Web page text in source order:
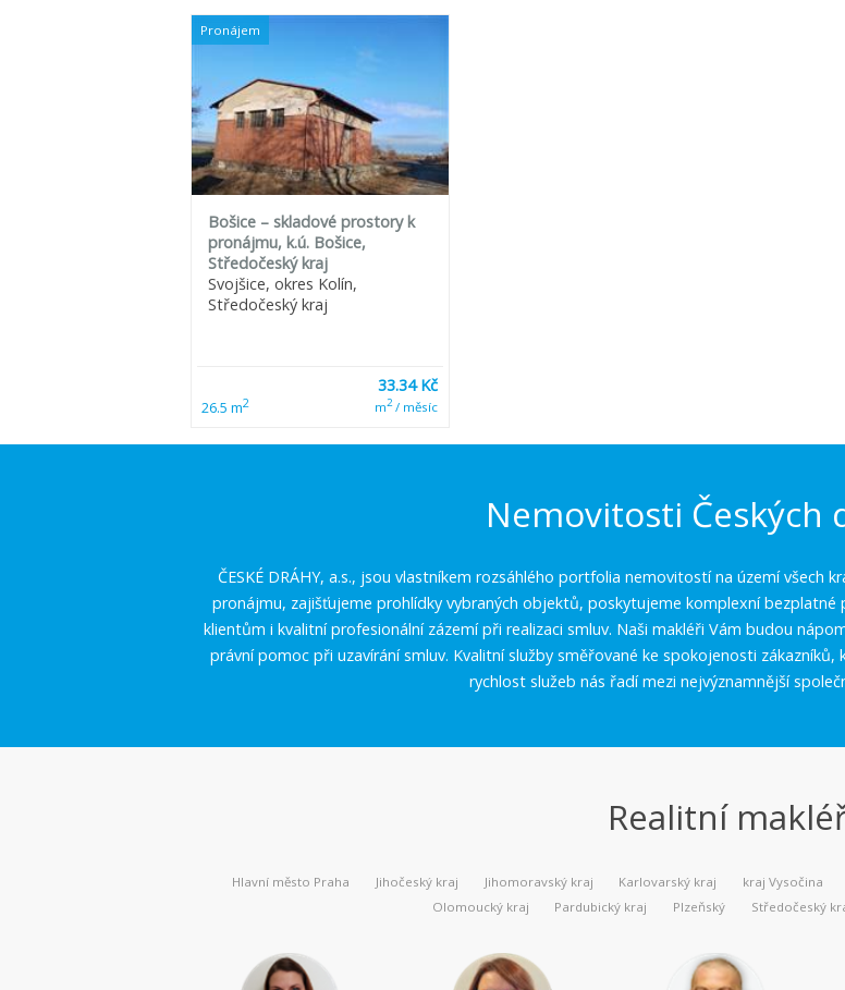
Pronájem
Bošice – skladové prostory k
pronájmu, k.ú. Bošice,
Středočeský kraj
Svojšice, okres Kolín,
Středočeský kraj
26.5 m2
33.34 Kč
m2/ měsíc
Nemovitosti Českých
ČESKÉ DRÁHY, a.s., jsou vlastníkem rozsáhlého portfolia nemovitostí na území všech
pronájmu, zajišťujeme prohlídky vybraných objektů, poskytujeme komplexní
klientům i kvalitní profesionální zázemí při realizaci smluv. Naši makléři Vám budou
právní pomoc při uzavírání smluv. Kvalitní služby směřované ke spokojenosti
rychlost služeb nás řadí mezi nejvýznamnější
Realitní
Hlavní město Praha Jihočeský kraj Jihomoravský kraj Karlovarský kraj kraj Vysočina
Olomoucký kraj
Pardubický kraj Plzeňský Středočeský